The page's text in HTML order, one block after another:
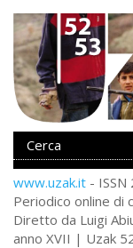
www.uzak.it -
Periodico online di
Diretto da Luigi
anno XVII | Uzak